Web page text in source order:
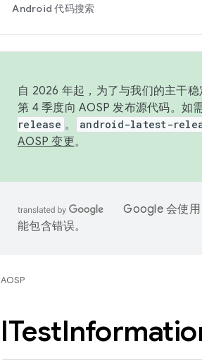
Android 代码搜索
自 2026 年起，为了与我们的主干
第 4 季度向 AOSP 发布源代码。如
release 。 android-latest-
AOSP 变更。
Google 会使
能包含错误。
AOSP
ITest